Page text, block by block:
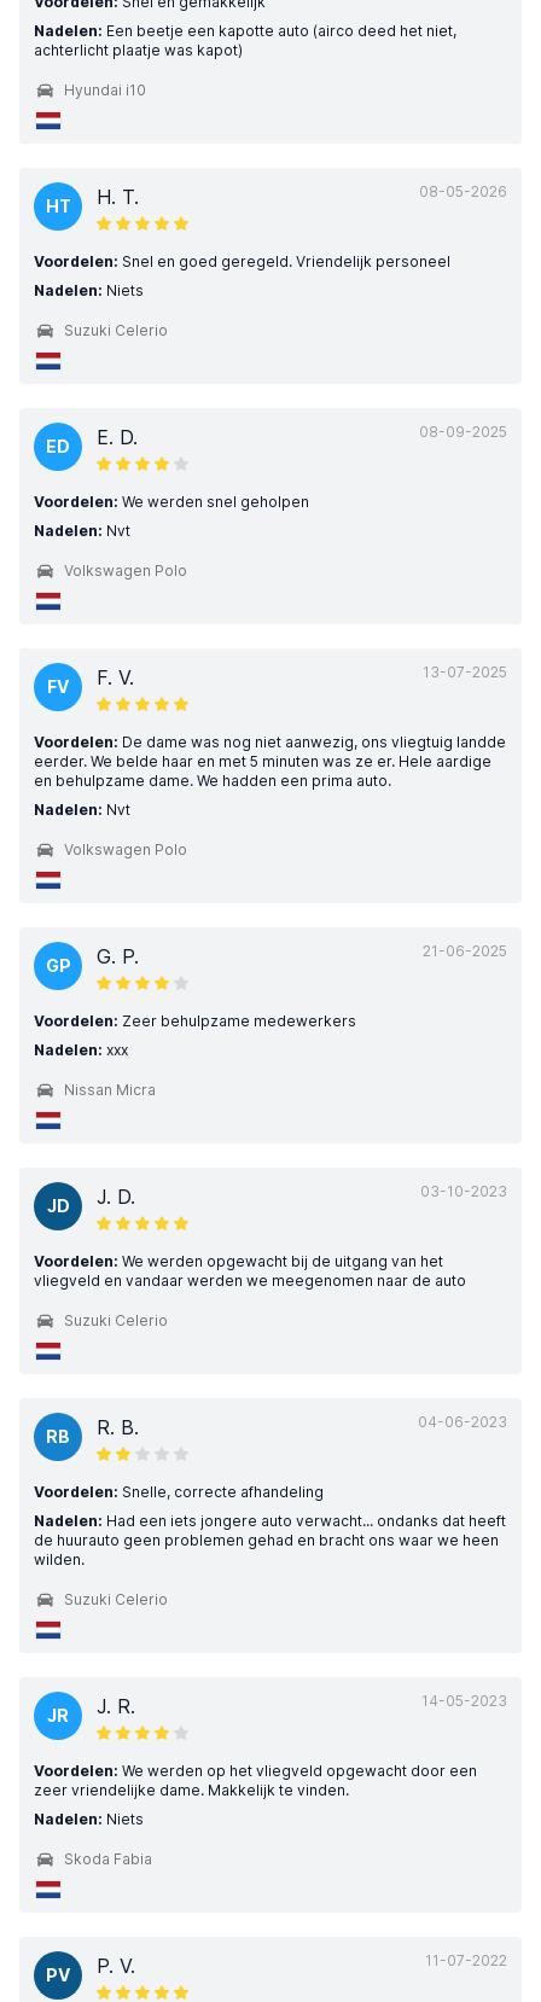
Nadelen: Een beetje een kapotte auto (airco deed het niet,
achterlicht plaatje was kapot)
Hyundai i10
08-05-2026
HT H. T.
Voordelen: Snel en goed geregeld. Vriendelijk personeel
Nadelen: Niets
Suzuki Celerio
08-09-2025
ED E. D.
Voordelen: We werden snel geholpen
Nadelen: Nvt
Volkswagen Polo
13-07-2025
FV F. V.
Voordelen: De dame was nog niet aanwezig, ons vliegtuig landde
eerder. We belde haar en met 5 minuten was ze er. Hele aardige
en behulpzame dame. We hadden een prima auto.
Nadelen: Nvt
Volkswagen Polo
21-06-2025
GP G. P.
Voordelen: Zeer behulpzame medewerkers
Nadelen: xxx
Nissan Micra
03-10-2023
JD J. D.
Voordelen: We werden opgewacht bij de uitgang van het
vliegveld en vandaar werden we meegenomen naar de auto
Suzuki Celerio
04-06-2023
RB R. B.
Voordelen: Snelle, correcte afhandeling
Nadelen: Had een iets jongere auto verwacht... ondanks dat heeft
de huurauto geen problemen gehad en bracht ons waar we heen
wilden.
Suzuki Celerio
14-05-2023
JR J. R.
Voordelen: We werden op het vliegveld opgewacht door een
zeer vriendelijke dame. Makkelijk te vinden.
Nadelen: Niets
Skoda Fabia
11-07-2022
PV P. V.